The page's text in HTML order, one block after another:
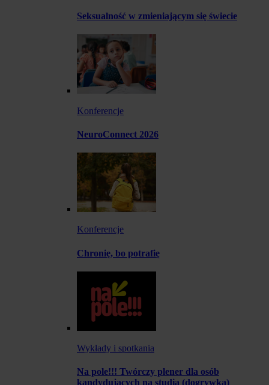
Seksualność w zmieniającym się świecie
Konferencje
NeuroConnect 2026
Konferencje
Chronię, bo potrafię
Wykłady i spotkania
Na pole!!! Twórczy plener dla osób
kandydujących na studia (dogrywka)